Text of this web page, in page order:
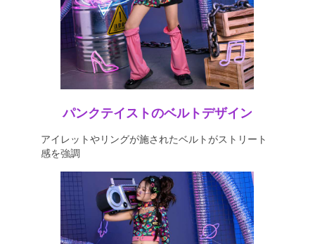
パンクテイストのベルトデザイン
アイレットやリングが施されたベルトがストリート
感を強調